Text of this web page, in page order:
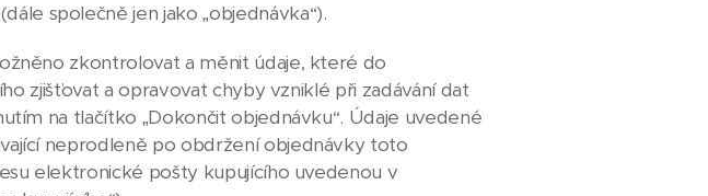
společně jen jako „objednávka“).
zkontrolovat a měnit údaje, které do
zjišťovat a opravovat chyby vzniklé při zadávání dat
na tlačítko „Dokončit objednávku“. Údaje uvedené
neprodleně po obdržení objednávky toto
elektronické pošty kupujícího uvedenou v